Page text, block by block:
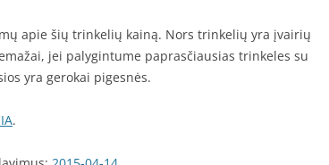
apie šių trinkelių kainą. Nors trinkelių yra įvairių
jei palygintume paprasčiausias trinkeles su
yra gerokai pigesnės.
.